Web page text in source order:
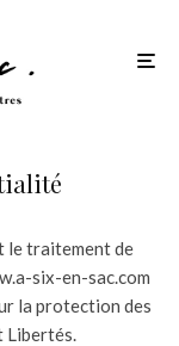
le traitement de
six-en-sac.com
la protection des
Libertés.